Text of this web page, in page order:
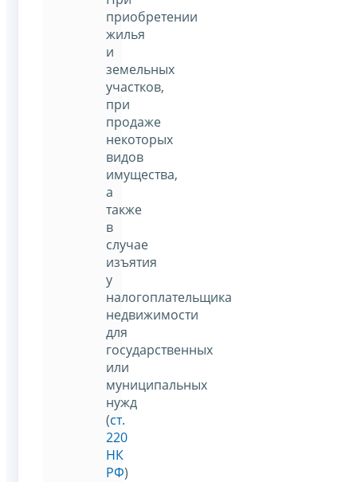
приобретении
жилья
и
земельных
участков,
при
продаже
некоторых
видов
имущества,
а
также
в
случае
изъятия
у
налогоплательщика
недвижимости
для
государственных
или
муниципальных
нужд
(ст.
220
НК
РФ)